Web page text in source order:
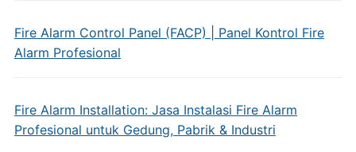
Fire Alarm Control Panel (FACP) | Panel Kontrol Fire
Alarm Profesional
Fire Alarm Installation: Jasa Instalasi Fire Alarm
Profesional untuk Gedung, Pabrik & Industri